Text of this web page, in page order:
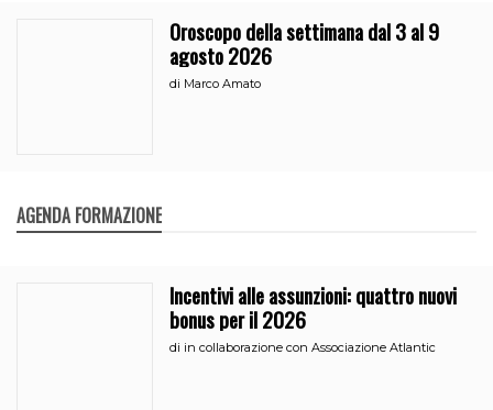
Oroscopo della settimana dal 3 al 9
agosto 2026
di Marco Amato
AGENDA FORMAZIONE
Incentivi alle assunzioni: quattro nuovi
bonus per il 2026
di in collaborazione con Associazione Atlantic